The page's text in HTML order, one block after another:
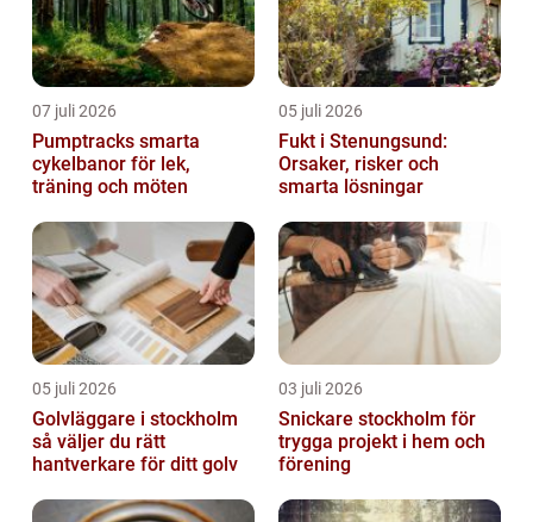
07 juli 2026
Pumptracks smarta
cykelbanor för lek,
träning och möten
05 juli 2026
Fukt i Stenungsund:
Orsaker, risker och
smarta lösningar
05 juli 2026
Golvläggare i stockholm
så väljer du rätt
hantverkare för ditt golv
03 juli 2026
Snickare stockholm för
trygga projekt i hem och
förening